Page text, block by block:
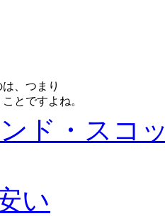
、つまり
とですよね。
ド・スコ
い